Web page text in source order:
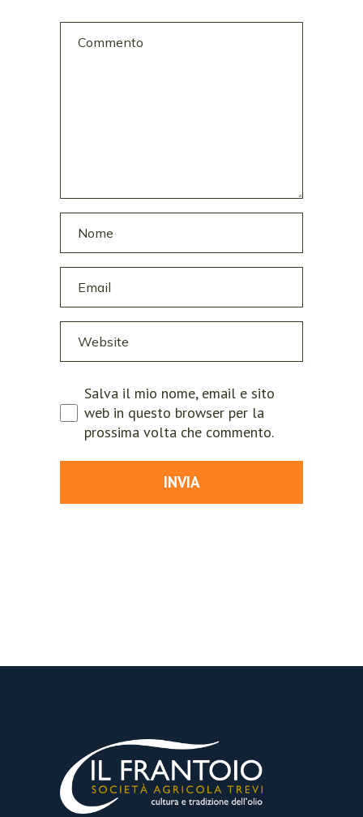
Salva il mio nome, email e sito
web in questo browser per la
prossima volta che commento.
INVIA